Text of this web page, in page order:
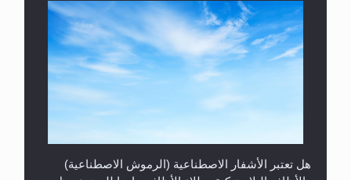
هل تعتبر الأشفار الاصطناعية (الرموش الاصطناعية)